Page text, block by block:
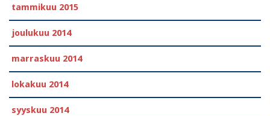
tammikuu 2015
joulukuu 2014
marraskuu 2014
lokakuu 2014
syyskuu 2014